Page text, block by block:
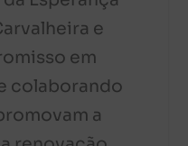
e
em
colaborando
a